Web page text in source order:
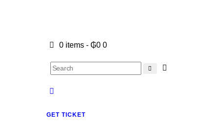
0 items - ₲0 0
GET TICKET